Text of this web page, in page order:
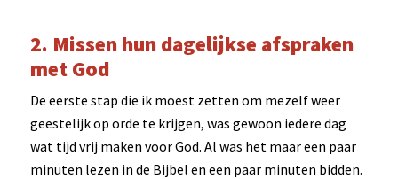
2. Missen hun dagelijkse afspraken
met God
De eerste stap die ik moest zetten om mezelf weer
geestelijk op orde te krijgen, was gewoon iedere dag
wat tijd vrij maken voor God. Al was het maar een paar
minuten lezen in de Bijbel en een paar minuten bidden.